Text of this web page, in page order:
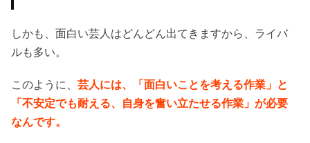
しかも、面白い芸人はどんどん出てきますから、ライバ
ルも多い。
このように、芸人には、「面白いことを考える作業」と
「不安定でも耐える、自身を奮い立たせる作業」が必要
なんです。